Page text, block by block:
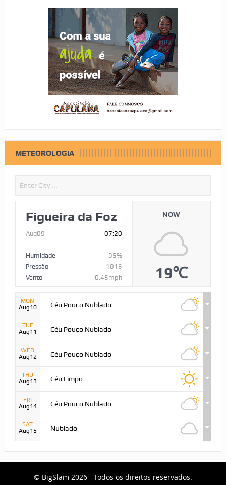
METEOROLOGIA
Figueira da Foz
Aug09 07:20
Humidade
95%
Pressão
1016
Vento
0.45mph
NOW
19℃
MON
Aug10
Céu Pouco Nublado
TUE
Aug11
Céu Pouco Nublado
WED
Aug12
Céu Pouco Nublado
THU
Aug13
Céu Limpo
FRI
Aug14
Céu Pouco Nublado
SAT
Aug15
Nublado
© BigSlam 2026 - Todos os direitos reservados.